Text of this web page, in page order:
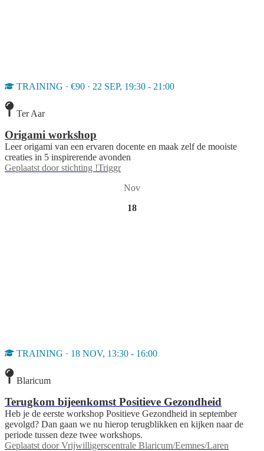
TRAINING · €90 · 22 SEP, 19:30 - 21:00
Ter Aar
Origami workshop
Leer origami van een ervaren docente en maak zelf de mooiste
creaties in 5 inspirerende avonden
Geplaatst door stichting !Triggr
Nov
18
TRAINING · 18 NOV, 13:30 - 16:00
Blaricum
Terugkom bijeenkomst Positieve Gezondheid
Heb je de eerste workshop Positieve Gezondheid in september
gevolgd? Dan gaan we nu hierop terugblikken en kijken naar de
periode tussen deze twee workshops.
Geplaatst door Vrijwilligerscentrale Blaricum/Eemnes/Laren